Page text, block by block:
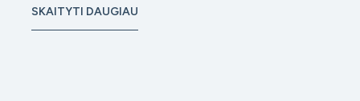
kad jie atrodytų ir funkcionuotų kaip natūralūs.
SKAITYTI DAUGIAU